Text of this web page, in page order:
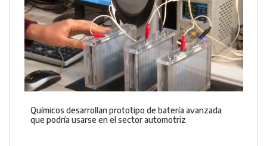
Químicos desarrollan prototipo de batería avanzada
que podría usarse en el sector automotriz